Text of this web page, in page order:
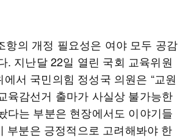
항의 개정 필요성은 여야 모두 공감
. 지난달 22일 열린 국회 교육위원
서 국민의힘 정성국 의원은 “교원
육감선거 출마가 사실상 불가능한
다는 부분은 현장에서도 이야기들
부분은 긍정적으로 고려해봐야 한